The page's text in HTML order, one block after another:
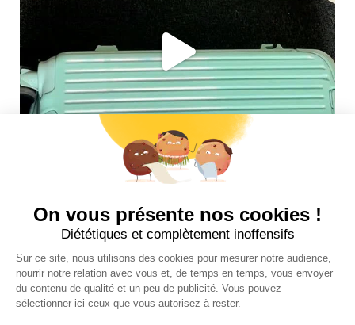
Suivez-nous sur insta !
INFOS UTILES
NOS BOUTIQUES